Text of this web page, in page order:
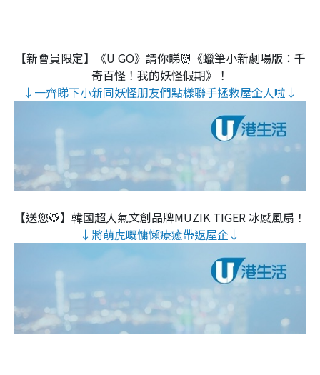
【新會員限定】《U GO》請你睇👹《蠟筆小新劇場版：千
奇百怪！我的妖怪假期》！
↓一齊睇下小新同妖怪朋友們點樣聯手拯救屋企人啦↓
【送您🐯】韓國超人氣文創品牌MUZIK TIGER 冰感風扇！
↓將萌虎嘅慵懶療癒帶返屋企↓